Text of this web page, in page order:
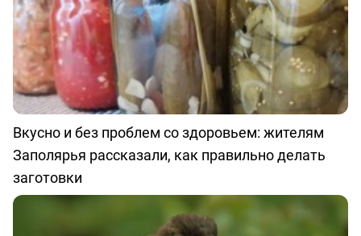
Вкусно и без проблем со здоровьем: жителям
Заполярья рассказали, как правильно делать
заготовки